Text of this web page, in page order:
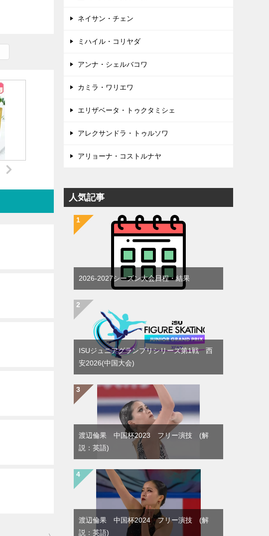
ネイサン・チェン
ミハイル・コリヤダ
アンナ・シェルバコワ
カミラ・ワリエワ
エリザベータ・トゥクタミシェ
アレクサンドラ・トゥルソワ
アリョーナ・コストルナヤ
人気記事
2026-2027シーズン大会日程・結果
ISUジュニアグランプリシリーズ第1戦 西
安2026(中国大会)
渡辺倫果 中国杯2023 フリー演技 (解
説：英語)
渡辺倫果 中国杯2024 フリー演技 (解
説：英語)